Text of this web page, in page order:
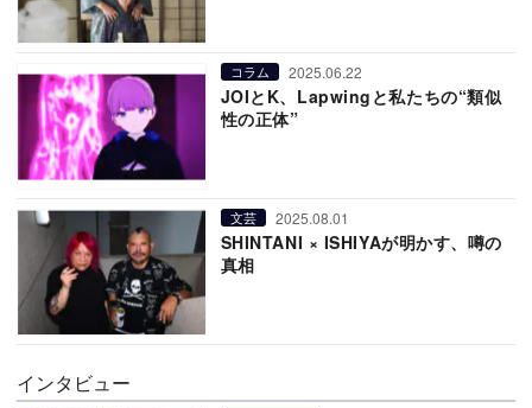
コラム 2025.06.22
JOIとK、Lapwingと私たちの“類似
性の正体”
文芸 2025.08.01
SHINTANI × ISHIYAが明かす、噂の
真相
インタビュー